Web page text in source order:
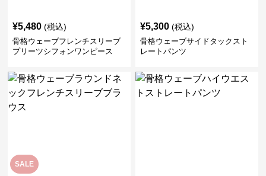
¥5,480 (税込)
骨格ウェーブフレンチスリーブ
プリーツシフォンワンピース
¥5,300 (税込)
骨格ウェーブサイドタックスト
レートパンツ
SALE